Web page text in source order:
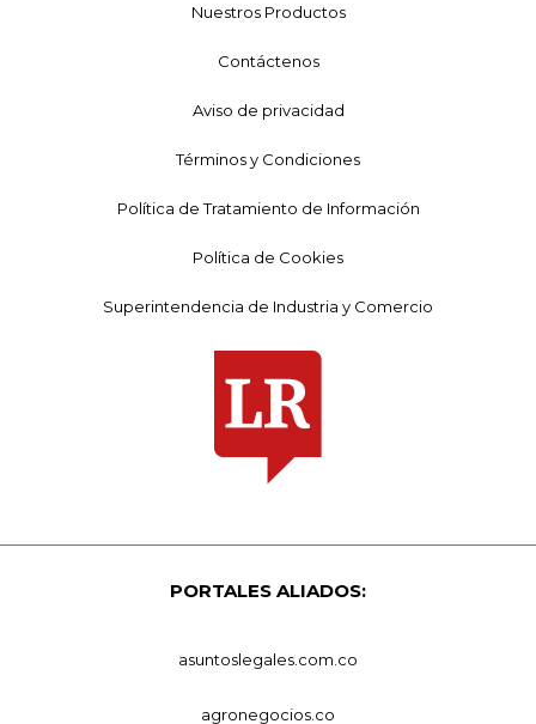
Nuestros Productos
Contáctenos
Aviso de privacidad
Términos y Condiciones
Política de Tratamiento de Información
Política de Cookies
Superintendencia de Industria y Comercio
PORTALES ALIADOS:
asuntoslegales.com.co
agronegocios.co